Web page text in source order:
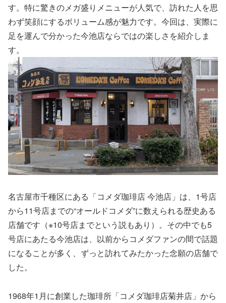
す。特に驚きのメガ盛りメニューが人気で、訪れた人を思
わず笑顔にするボリューム感が魅力です。今回は、実際に
足を運んで分かった今池店ならではの楽しさを紹介しま
す。
名古屋市千種区にある「コメダ珈琲店 今池店」は、1号店
から11号店までの“オールドコメダ”に数えられる歴史ある
店舗です（※10号店までという説もあり）。その中でも5
号店にあたる今池店は、以前からコメダファンの間で話題
になることが多く、ずっと訪れてみたかった念願の店舗で
した。
1968年1月に創業した珈琲所「コメダ珈琲店菊井店」から